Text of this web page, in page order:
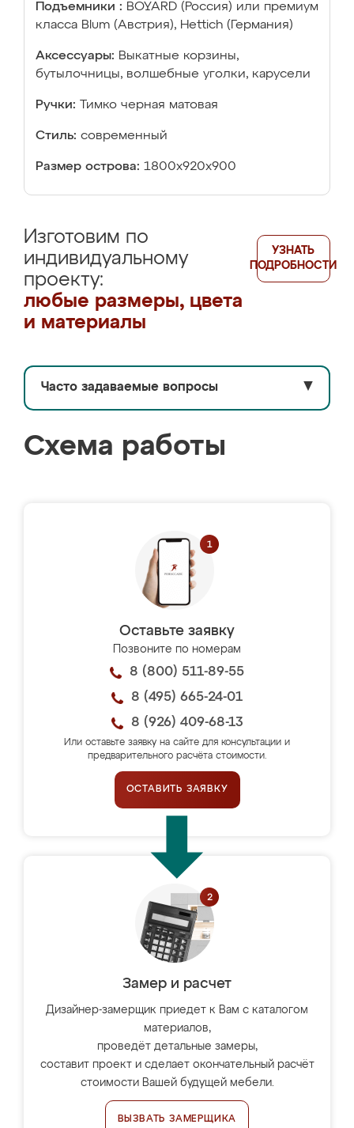
Подъемники : BOYARD (Россия) или премиум
класса Blum (Австрия), Hettich (Германия)
Аксессуары: Выкатные корзины,
бутылочницы, волшебные уголки, карусели
Ручки: Тимко черная матовая
Стиль: современный
Размер острова: 1800х920х900
Изготовим по
индивидуальному
проекту:
любые размеры, цвета
и материалы
УЗНАТЬ
ПОДРОБНОСТИ
Часто задаваемые вопросы ▼
Схема работы
Оставьте заявку
Позвоните по номерам
8 (800) 511-89-55
8 (495) 665-24-01
8 (926) 409-68-13
Или оставьте заявку на сайте для консультации и
предварительного расчёта стоимости.
ОСТАВИТЬ ЗАЯВКУ
Замер и расчет
Дизайнер-замерщик приедет к Вам с каталогом
материалов,
проведёт детальные замеры,
составит проект и сделает окончательный расчёт
стоимости Вашей будущей мебели.
ВЫЗВАТЬ ЗАМЕРЩИКА